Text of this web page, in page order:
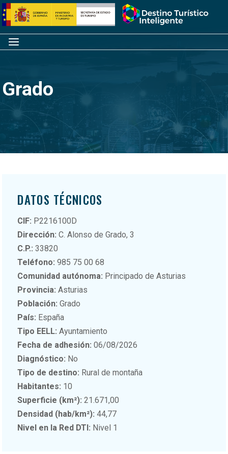
Saltar
al
contenido
Inicio
Menú
Grado
DATOS TÉCNICOS
CIF: P2216100D
Dirección: C. Alonso de Grado, 3
C.P.: 33820
Teléfono: 985 75 00 68
Comunidad autónoma: Principado de Asturias
Provincia: Asturias
Población: Grado
País: España
Tipo EELL: Ayuntamiento
Fecha de adhesión: 06/08/2026
Diagnóstico: No
Tipo de destino: Rural de montaña
Habitantes: 10
Superficie (km²): 21.671,00
Densidad (hab/km²): 44,77
Nivel en la Red DTI: Nivel 1